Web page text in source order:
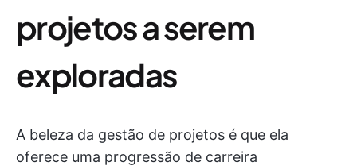
projetos a serem
exploradas
A beleza da gestão de projetos é que ela
oferece uma progressão de carreira